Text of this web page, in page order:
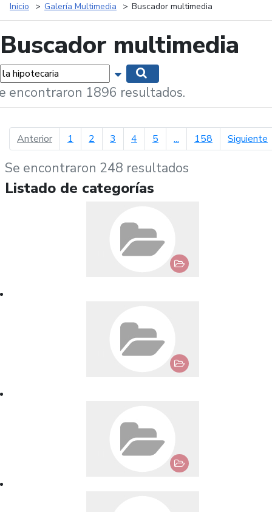
Inicio Galería Multimedia Buscador multimedia
Buscador multimedia
Mostrar opciones de búsqueda
encontraron 1896 resultados.
Anteriorpágina anterior
1 2 3 4 5 ... 158 Siguiente
Se encontraron 248 resultados
Listado de categorías